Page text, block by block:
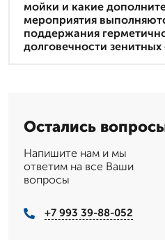
мойки и какие
мероприятия
поддержания
долговечности
Остались
Напишите нам и мы
ответим на все Ваши
вопросы
+7 993 39-88-052